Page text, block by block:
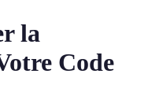
la
Code